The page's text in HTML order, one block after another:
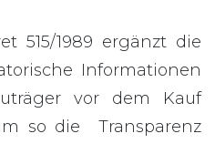
515/1989 ergänzt die
Informationen
vor dem Kauf
so die Transparenz